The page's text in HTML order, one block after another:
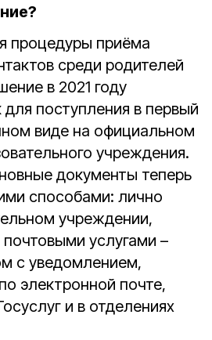
процедуры приёма
среди родителей
в 2021 году
поступления в первый
виде на официальном
учреждения.
документы теперь
способами: лично
учреждении,
почтовыми услугами –
с уведомлением,
электронной почте,
и в отделениях